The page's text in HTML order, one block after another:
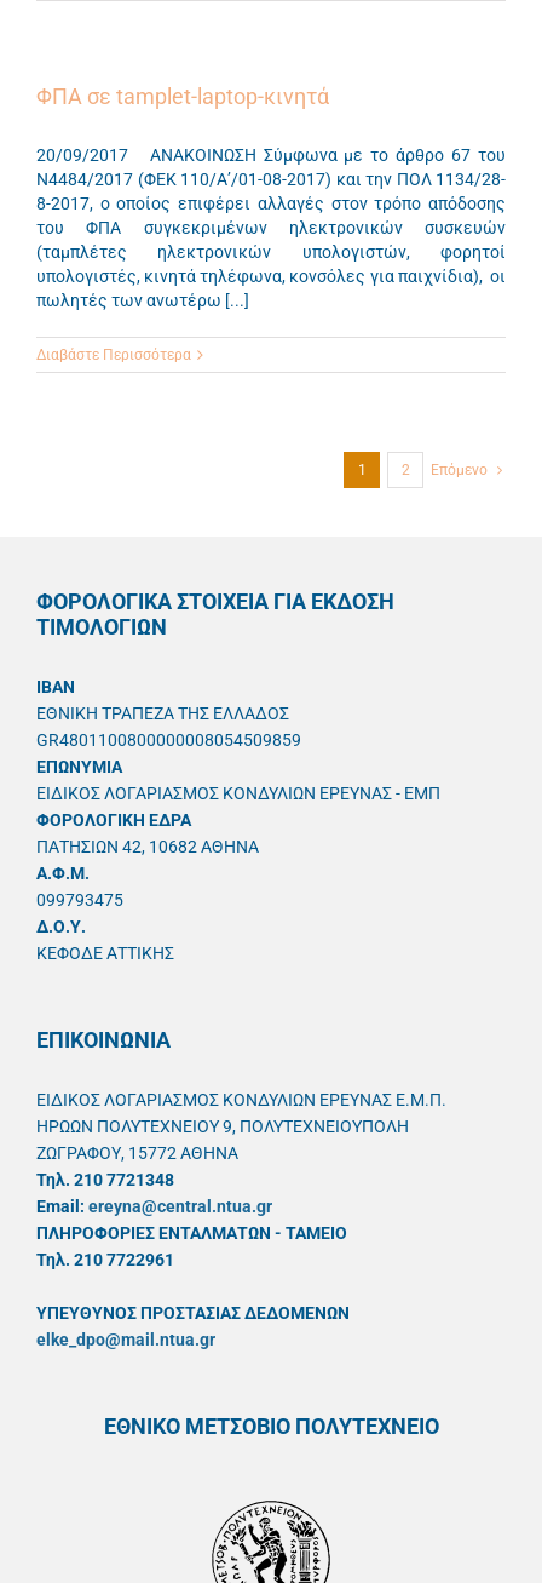
ΦΠΑ σε tamplet-laptop-κινητά
20/09/2017 ΑΝΑΚΟΙΝΩΣΗ Σύμφωνα με το άρθρο 67 του
Ν4484/2017 (ΦΕΚ 110/Α’/01-08-2017) και την ΠΟΛ 1134/28-
8-2017, ο οποίος επιφέρει αλλαγές στον τρόπο απόδοσης
του ΦΠΑ συγκεκριμένων ηλεκτρονικών συσκευών
(ταμπλέτες ηλεκτρονικών υπολογιστών, φορητοί
υπολογιστές, κινητά τηλέφωνα, κονσόλες για παιχνίδια), οι
πωλητές των ανωτέρω [...]
Διαβάστε Περισσότερα
1 2 Επόμενο
ΦΟΡΟΛΟΓΙΚΑ ΣΤΟΙΧΕΙΑ ΓΙΑ ΕΚΔΟΣΗ
ΤΙΜΟΛΟΓΙΩΝ
IBAN
ΕΘΝΙΚΗ ΤΡΑΠΕΖΑ ΤΗΣ ΕΛΛΑΔΟΣ
GR4801100800000008054509859
ΕΠΩΝΥΜΙΑ
ΕΙΔΙΚΟΣ ΛΟΓΑΡΙΑΣΜΟΣ ΚΟΝΔΥΛΙΩΝ ΕΡΕΥΝΑΣ - ΕΜΠ
ΦΟΡΟΛΟΓΙΚΗ ΕΔΡΑ
ΠΑΤΗΣΙΩΝ 42, 10682 ΑΘΗΝΑ
A.Φ.Μ.
099793475
Δ.Ο.Υ.
ΚΕΦΟΔΕ ΑΤΤΙΚΗΣ
ΕΠΙΚΟΙΝΩΝΙΑ
ΕΙΔΙΚΟΣ ΛΟΓΑΡΙΑΣΜΟΣ ΚΟΝΔΥΛΙΩΝ ΕΡΕΥΝΑΣ Ε.Μ.Π.
ΗΡΩΩΝ ΠΟΛΥΤΕΧΝΕΙΟΥ 9, ΠΟΛΥΤΕΧΝΕΙΟΥΠΟΛΗ
ΖΩΓΡΑΦΟΥ, 15772 ΑΘΗΝΑ
Τηλ. 210 7721348
Email: ereyna@central.ntua.gr
ΠΛΗΡΟΦΟΡΙΕΣ ΕΝΤΑΛΜΑΤΩΝ - ΤΑΜΕΙΟ
Τηλ. 210 7722961
ΥΠΕΥΘYΝΟΣ ΠΡΟΣΤΑΣΙΑΣ ΔΕΔΟΜΕΝΩΝ
elke_dpo@mail.ntua.gr
ΕΘΝΙΚΟ ΜΕΤΣΟΒΙΟ ΠΟΛΥΤΕΧΝΕΙΟ